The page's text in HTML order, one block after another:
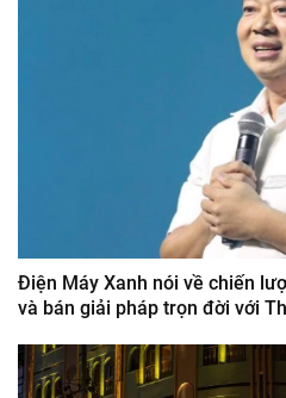
Điện Máy Xanh nói về chiến
và bán giải pháp trọn đời với